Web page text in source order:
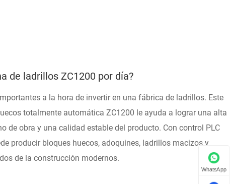
de ladrillos ZC1200 por día?
a la hora de invertir en una fábrica de ladrillos. Este
totalmente automática ZC1200 le ayuda a lograr una alta
de obra y una calidad estable del producto. Con control PLC
producir bloques huecos, adoquines, ladrillos macizos y
de la construcción modernos.
WhatsApp